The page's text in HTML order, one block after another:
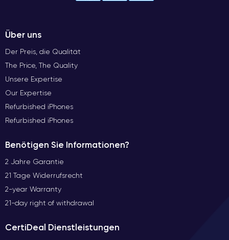
Über uns
Der Preis, die Qualität
The Price, The Quality
Unsere Expertise
Our Expertise
Refurbished iPhones
Refurbished iPhones
Benötigen Sie Informationen?
2 Jahre Garantie
21 Tage Widerrufsrecht
2-year Warranty
21-day right of withdrawal
CertiDeal Dienstleistungen